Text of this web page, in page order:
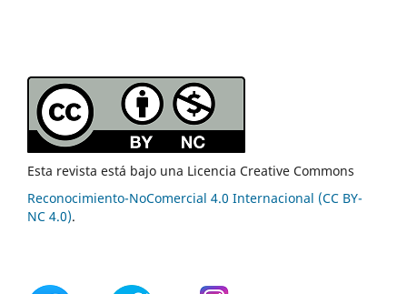
Esta revista está bajo una Licencia Creative Commons
Reconocimiento-NoComercial 4.0 Internacional (CC BY-
NC 4.0).